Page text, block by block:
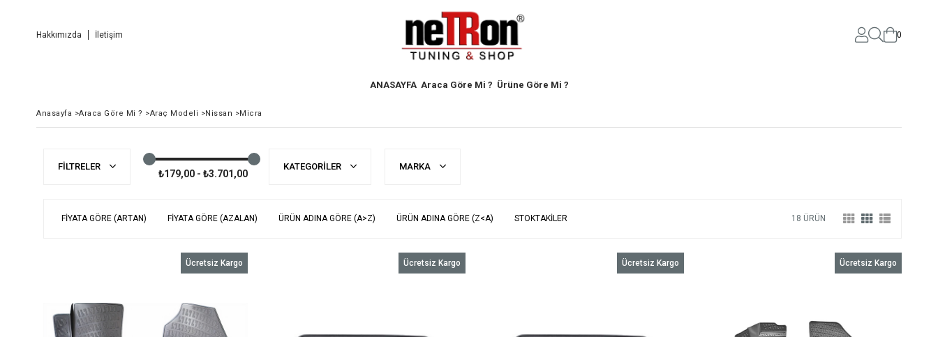
Hakkımızda İletişim 0
ANASAYFA Araca Göre Mi ? Ürüne Göre Mi ?
Anasayfa >Araca Göre Mi ? >Araç Modeli >Nissan >Micra
FILTRELER
₺179,00 - ₺3.701,00
KATEGORILER MARKA
FIYATA GÖRE (ARTAN) FIYATA GÖRE (AZALAN) ÜRÜN ADINA GÖRE (A>Z) ÜRÜN ADINA GÖRE (Z<A) STOKTAKILER 18 ÜRÜN
Ücretsiz Kargo Ücretsiz Kargo Ücretsiz Kargo Ücretsiz Kargo